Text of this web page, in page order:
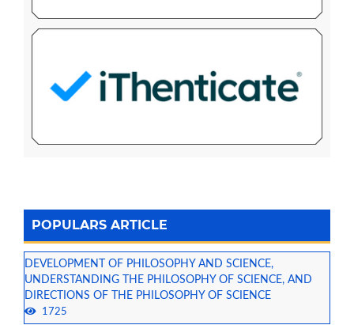
POPULARS ARTICLE
DEVELOPMENT OF PHILOSOPHY AND SCIENCE,
UNDERSTANDING THE PHILOSOPHY OF SCIENCE, AND
DIRECTIONS OF THE PHILOSOPHY OF SCIENCE
1725